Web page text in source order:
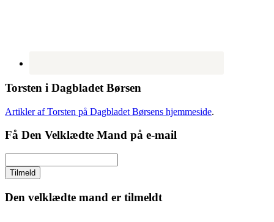
Torsten i Dagbladet Børsen
Artikler af Torsten på Dagbladet Børsens hjemmeside.
Få Den Velklædte Mand på e-mail
Den velklædte mand er tilmeldt